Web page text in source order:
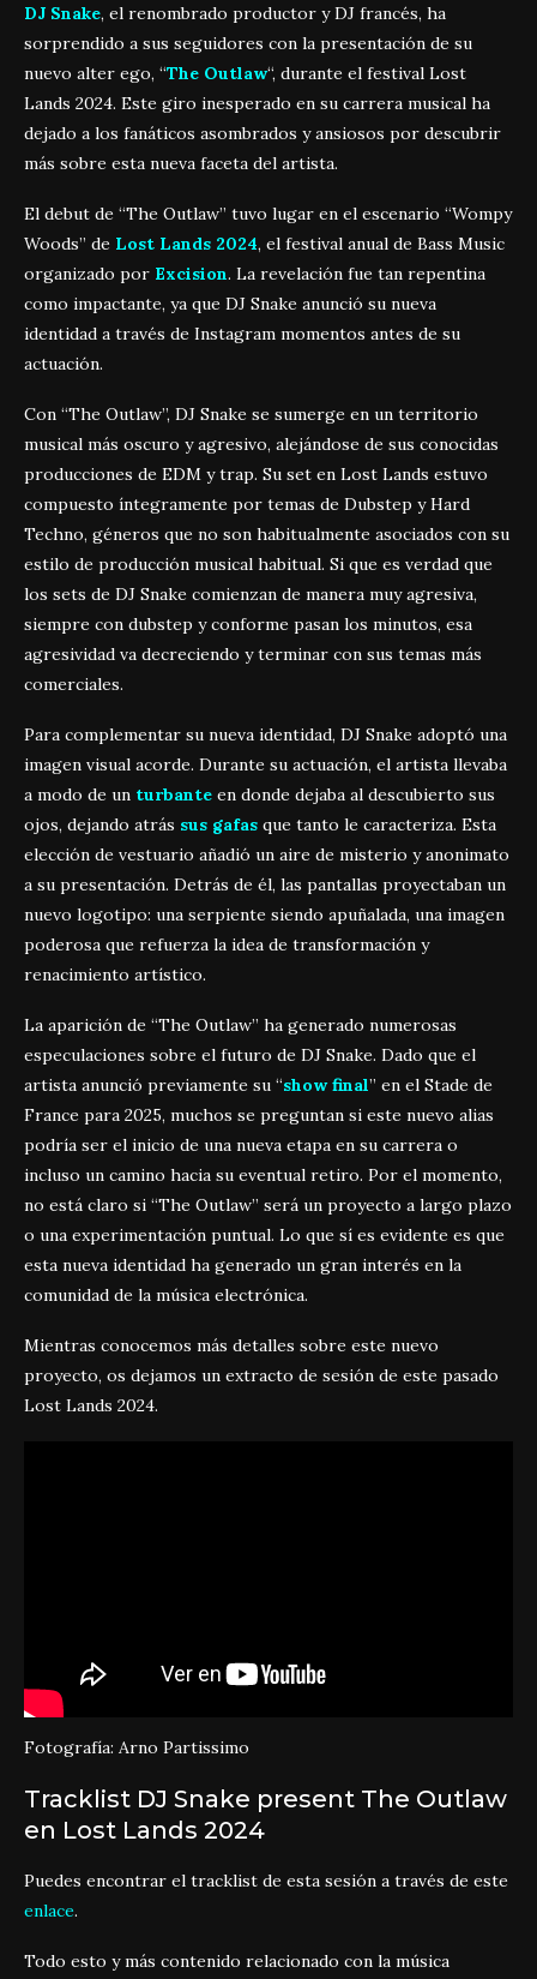
DJ Snake, el renombrado productor y DJ francés, ha
sorprendido a sus seguidores con la presentación de su
nuevo alter ego, “The Outlaw“, durante el festival Lost
Lands 2024. Este giro inesperado en su carrera musical ha
dejado a los fanáticos asombrados y ansiosos por descubrir
más sobre esta nueva faceta del artista.
El debut de “The Outlaw” tuvo lugar en el escenario “Wompy
Woods” de Lost Lands 2024, el festival anual de Bass Music
organizado por Excision. La revelación fue tan repentina
como impactante, ya que DJ Snake anunció su nueva
identidad a través de Instagram momentos antes de su
actuación.
Con “The Outlaw”, DJ Snake se sumerge en un territorio
musical más oscuro y agresivo, alejándose de sus conocidas
producciones de EDM y trap. Su set en Lost Lands estuvo
compuesto íntegramente por temas de Dubstep y Hard
Techno, géneros que no son habitualmente asociados con su
estilo de producción musical habitual. Si que es verdad que
los sets de DJ Snake comienzan de manera muy agresiva,
siempre con dubstep y conforme pasan los minutos, esa
agresividad va decreciendo y terminar con sus temas más
comerciales.
Para complementar su nueva identidad, DJ Snake adoptó una
imagen visual acorde. Durante su actuación, el artista llevaba
a modo de un turbante en donde dejaba al descubierto sus
ojos, dejando atrás sus gafas que tanto le caracteriza. Esta
elección de vestuario añadió un aire de misterio y anonimato
a su presentación. Detrás de él, las pantallas proyectaban un
nuevo logotipo: una serpiente siendo apuñalada, una imagen
poderosa que refuerza la idea de transformación y
renacimiento artístico.
La aparición de “The Outlaw” ha generado numerosas
especulaciones sobre el futuro de DJ Snake. Dado que el
artista anunció previamente su “show final” en el Stade de
France para 2025, muchos se preguntan si este nuevo alias
podría ser el inicio de una nueva etapa en su carrera o
incluso un camino hacia su eventual retiro. Por el momento,
no está claro si “The Outlaw” será un proyecto a largo plazo
o una experimentación puntual. Lo que sí es evidente es que
esta nueva identidad ha generado un gran interés en la
comunidad de la música electrónica.
Mientras conocemos más detalles sobre este nuevo
proyecto, os dejamos un extracto de sesión de este pasado
Lost Lands 2024.
Fotografía: Arno Partissimo
Tracklist DJ Snake present The Outlaw
en Lost Lands 2024
Puedes encontrar el tracklist de esta sesión a través de este
enlace.
Todo esto y más contenido relacionado con la música